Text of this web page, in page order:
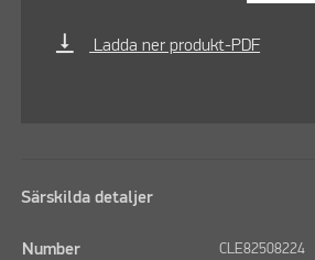
vertical_align_bottom Ladda ner produkt-PDF
Särskilda detaljer
Number CLE82508224